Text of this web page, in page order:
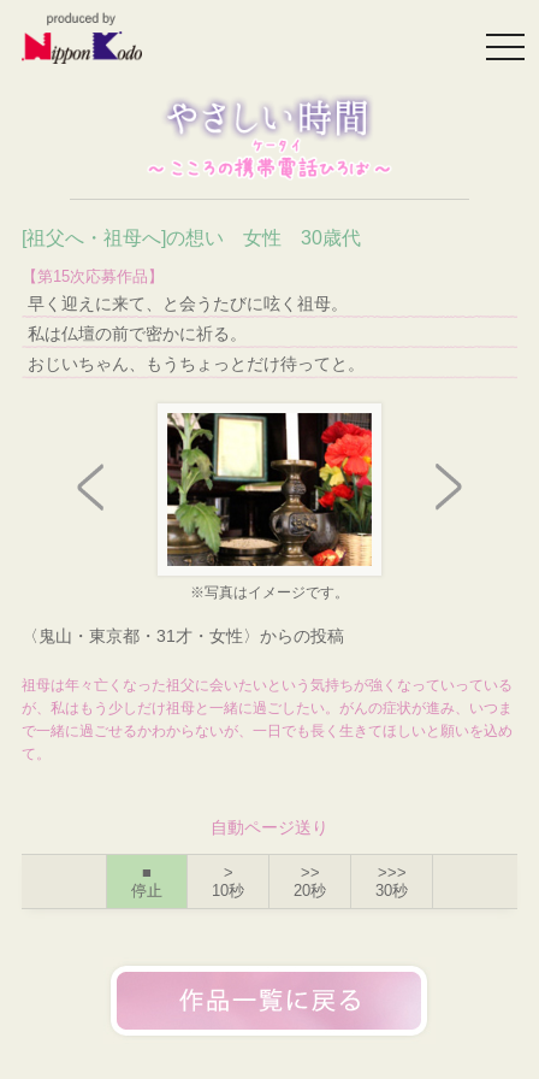
[祖父へ・祖母へ]の想い 女性 30歳代
【第15次応募作品】
早く迎えに来て、と会うたびに呟く祖母。
私は仏壇の前で密かに祈る。
おじいちゃん、もうちょっとだけ待ってと。
※写真はイメージです。
〈鬼山・東京都・31才・女性〉からの投稿
祖母は年々亡くなった祖父に会いたいという気持ちが強くなっていっている
が、私はもう少しだけ祖母と一緒に過ごしたい。がんの症状が進み、いつま
で一緒に過ごせるかわからないが、一日でも長く生きてほしいと願いを込め
て。
自動ページ送り
■
停止
>
10秒
>>
20秒
>>>
30秒